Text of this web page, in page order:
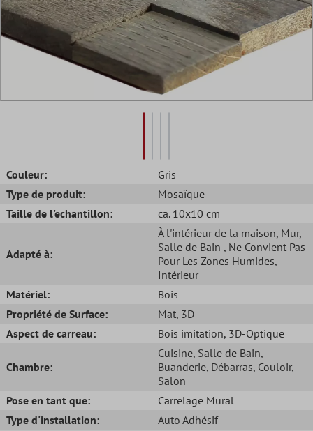
Couleur:
Gris
Type de produit:
Mosaïque
Taille de l'echantillon:
ca. 10x10 cm
Adapté à:
À l'intérieur de la maison, Mur,
Salle de Bain , Ne Convient Pas
Pour Les Zones Humides,
Intérieur
Matériel:
Bois
Propriété de Surface:
Mat, 3D
Aspect de carreau:
Bois imitation, 3D-Optique
Chambre:
Cuisine, Salle de Bain,
Buanderie, Débarras, Couloir,
Salon
Pose en tant que:
Carrelage Mural
Type d'installation:
Auto Adhésif